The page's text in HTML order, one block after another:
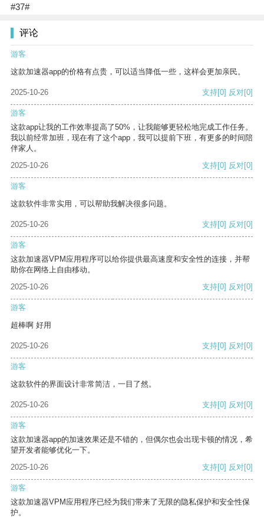
#37#
评论
游客
这款加速器app的价格有点贵，可以适当降低一些，这样会更加亲民。
2025-10-26 支持[0] 反对[0]
游客
这款app让我的工作效率提高了50%，让我能够更轻松地完成工作任务。
我以前经常加班，现在有了这个app，我可以提前下班，有更多的时间陪
伴家人。
2025-10-26
支持[0] 反对[0]
游客
这款软件非常实用，可以帮助我解决很多问题。
2025-10-26 支持[0] 反对[0]
游客
这款加速器VPM应用程序可以给你提供最高速度和安全性的连接，并帮
助你在网络上自由移动。
2025-10-26
支持[0] 反对[0]
游客
超棒啊 好用
2025-10-26 支持[0] 反对[0]
游客
这款软件的界面设计非常简洁，一目了然。
2025-10-26 支持[0] 反对[0]
游客
这款加速器app的加速效果还是不错的，但偶尔也会出现卡顿的情况，希
望开发者能够优化一下。
2025-10-26
支持[0] 反对[0]
游客
这款加速器VPM应用程序已经为我们带来了无限的隐私保护和安全性保
护。